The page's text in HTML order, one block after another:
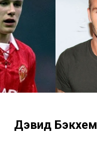
Дэвид Бэкхем